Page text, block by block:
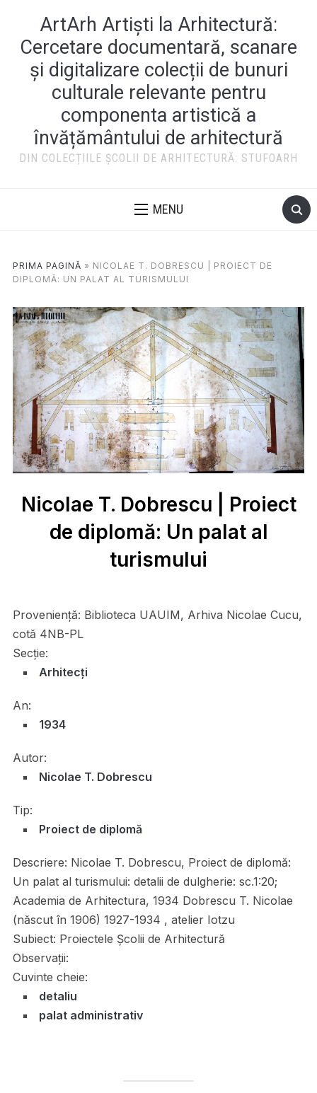
ArtArh Artiști la Arhitectură:
Cercetare documentară, scanare
și digitalizare colecții de bunuri
culturale relevante pentru
componenta artistică a
învățământului de arhitectură
DIN COLECȚIILE ȘCOLII DE ARHITECTURĂ: STUFOARH
MENU
PRIMA PAGINĂ » NICOLAE T. DOBRESCU | PROIECT DE
DIPLOMĂ: UN PALAT AL TURISMULUI
Nicolae T. Dobrescu | Proiect
de diplomă: Un palat al
turismului
Proveniență: Biblioteca UAUIM, Arhiva Nicolae Cucu,
cotă 4NB-PL
Secție:
Arhitecți
An:
1934
Autor:
Nicolae T. Dobrescu
Tip:
Proiect de diplomă
Descriere: Nicolae T. Dobrescu, Proiect de diplomă:
Un palat al turismului: detalii de dulgherie: sc.1:20;
Academia de Arhitectura, 1934 Dobrescu T. Nicolae
(născut în 1906) 1927-1934 , atelier Iotzu
Subiect: Proiectele Școlii de Arhitectură
Observații:
Cuvinte cheie:
detaliu
palat administrativ